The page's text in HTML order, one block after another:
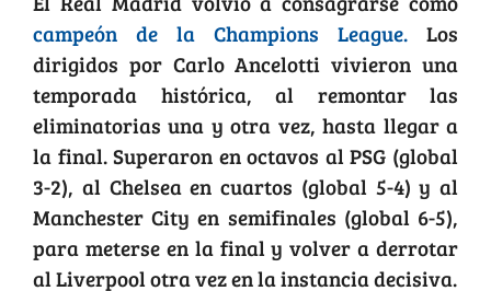
campeón de la Champions League. Los
dirigidos por Carlo Ancelotti vivieron una
temporada histórica, al remontar las
eliminatorias una y otra vez, hasta llegar a
la final. Superaron en octavos al PSG (global
3-2), al Chelsea en cuartos (global 5-4) y al
Manchester City en semifinales (global 6-5),
para meterse en la final y volver a derrotar
al Liverpool otra vez en la instancia decisiva.